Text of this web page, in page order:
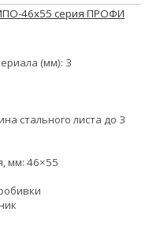
46х55 серия ПРОФИ
(мм): 3
стального листа до 3
мм: 46×55